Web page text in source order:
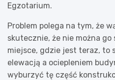
Egzotarium.
Problem polega na tym, że
skutecznie, że nie można
miejsce, gdzie jest teraz, to
elewacją a ociepleniem
wyburzyć tę część